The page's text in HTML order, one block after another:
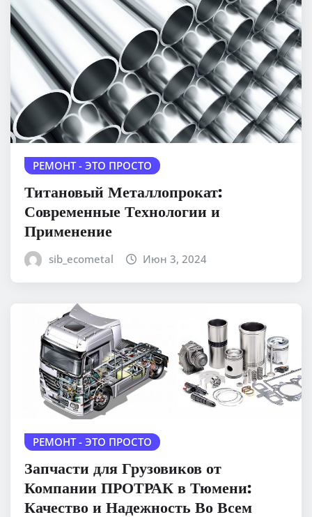
РЕМОНТ - ЭТО ПРОСТО
Титановый Металлопрокат:
Современные Технологии и
Применение
sib_ecometal Июн 3, 2024
РЕМОНТ - ЭТО ПРОСТО
Запчасти для Грузовиков от
Компании ПРОТРАК в Тюмени:
Качество и Надежность Во Всем